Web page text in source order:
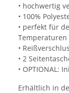
• hochwertig
• 100%
• perfekt für
Temperaturen
•
• 2
• OPTIONAL:
Erhältlich in